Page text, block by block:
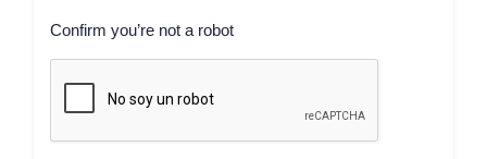
Confirm you’re not a robot